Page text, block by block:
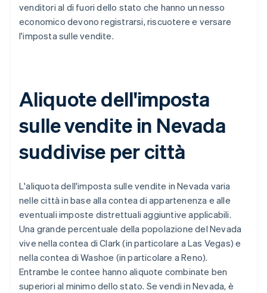
venditori al di fuori dello stato che hanno un nesso
economico devono registrarsi, riscuotere e versare
l'imposta sulle vendite.
Aliquote dell'imposta
sulle vendite in Nevada
suddivise per città
L'aliquota dell'imposta sulle vendite in Nevada varia
nelle città in base alla contea di appartenenza e alle
eventuali imposte distrettuali aggiuntive applicabili.
Una grande percentuale della popolazione del Nevada
vive nella contea di Clark (in particolare a Las Vegas) e
nella contea di Washoe (in particolare a Reno).
Entrambe le contee hanno aliquote combinate ben
superiori al minimo dello stato. Se vendi in Nevada, è